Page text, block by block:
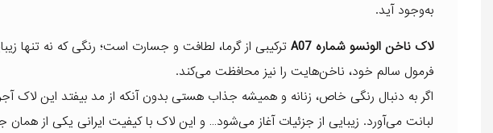
به‌وجود آید.
لاک ناخن الونسو شماره A07
ترکیبی از گرما، لطافت و جسارت است؛ رنگی که نه تنها
فرمول سالم خود، ناخن‌هایت را نیز محافظت می‌کند.
اگر به دنبال رنگی خاص، زنانه و همیشه جذاب هستی بدون آنکه از مد بیفتد این لاک
لبانت می‌آورد. زیبایی از جزئیات آغاز می‌شود… و این لاک با کیفیت ایرانی یکی از همان